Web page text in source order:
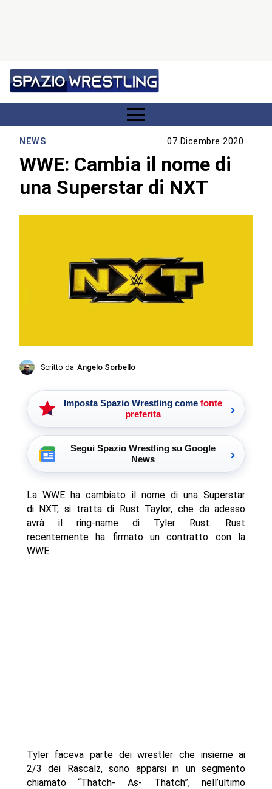
NEWS 07 Dicembre 2020
WWE: Cambia il nome di
una Superstar di NXT
Scritto da Angelo Sorbello
Imposta Spazio Wrestling come fonte
preferita
›
Segui Spazio Wrestling su Google
News
›
La WWE ha cambiato il nome di una Superstar
di NXT, si tratta di Rust Taylor, che da adesso
avrà il ring-name di Tyler Rust. Rust
recentemente ha firmato un contratto con la
WWE.
Tyler faceva parte dei wrestler che insieme ai
2/3 dei Rascalz, sono apparsi in un segmento
chiamato “Thatch- As- Thatch”, nell’ultimo